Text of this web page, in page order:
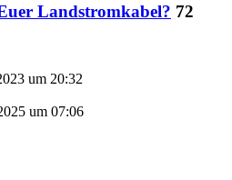
Landstromkabel? 72
um 20:32
um 07:06